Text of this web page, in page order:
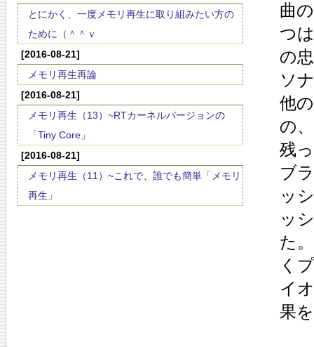
とにかく、一度メモリ再生に取り組みたい方の
ために（＾＾ｖ
[2016-08-21]
メモリ再生再論
[2016-08-21]
メモリ再生（13）~RTカーネルバージョンの
「Tiny Core」
[2016-08-21]
メモリ再生（11）~これで、誰でも簡単「メモリ
再生」
曲
つ
の
ソ
他
の
残
ブ
ッ
ッ
た
く
イ
果